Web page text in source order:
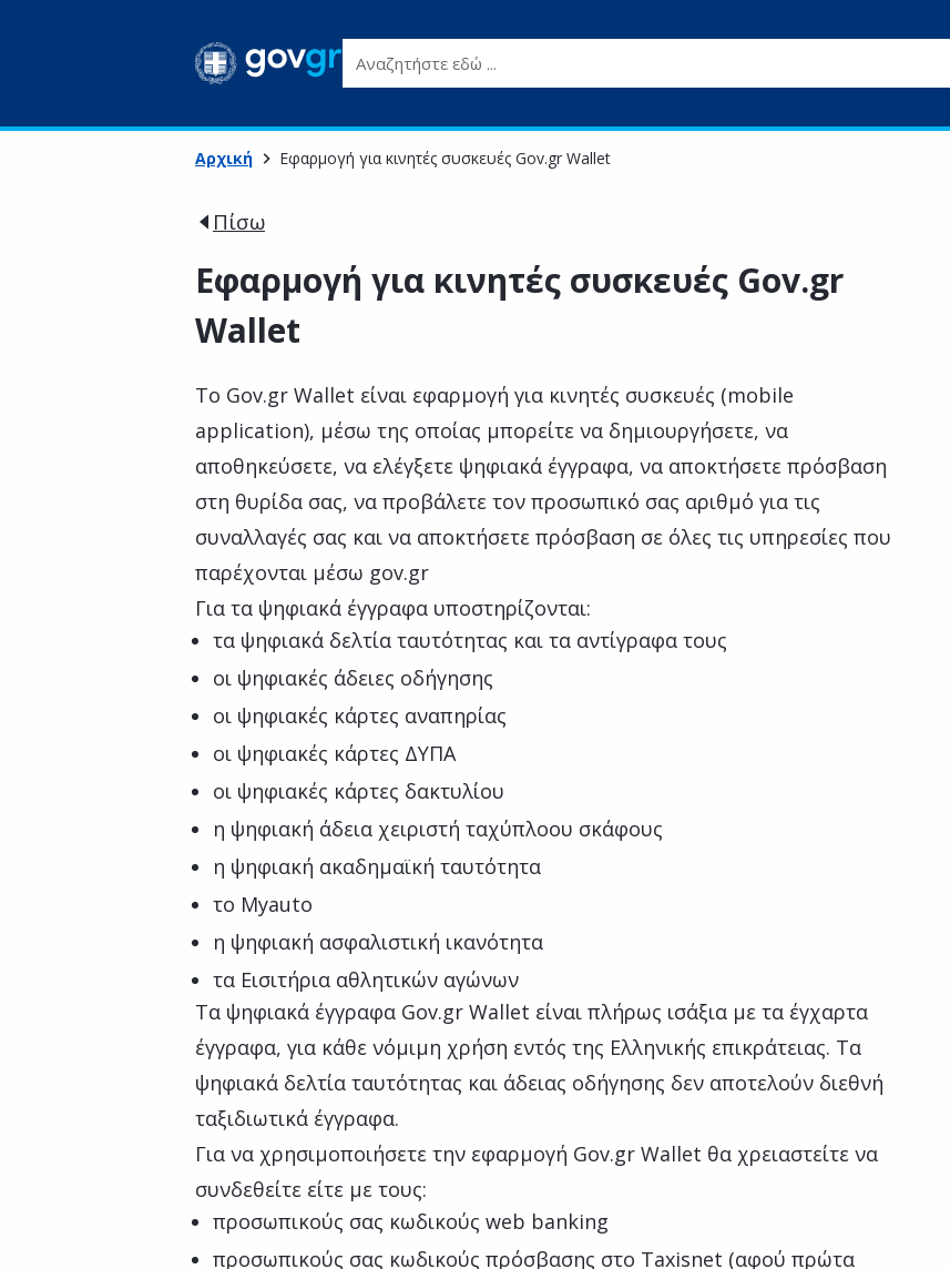
Αναζητήστε εδώ ...
Αρχική Εφαρμογή για κινητές συσκευές Gov.gr Wallet
Πίσω
Εφαρμογή για κινητές συσκευές Gov.gr
Wallet
Το Gov.gr Wallet είναι εφαρμογή για κινητές συσκευές (mobile
application), μέσω της οποίας μπορείτε να δημιουργήσετε, να
αποθηκεύσετε, να ελέγξετε ψηφιακά έγγραφα, να αποκτήσετε πρόσβαση
στη θυρίδα σας, να προβάλετε τον προσωπικό σας αριθμό για τις
συναλλαγές σας και να αποκτήσετε πρόσβαση σε όλες τις υπηρεσίες που
παρέχονται μέσω gov.gr
Για τα ψηφιακά έγγραφα υποστηρίζονται:
τα ψηφιακά δελτία ταυτότητας και τα αντίγραφα τους
οι ψηφιακές άδειες οδήγησης
οι ψηφιακές κάρτες αναπηρίας
οι ψηφιακές κάρτες ΔΥΠΑ
οι ψηφιακές κάρτες δακτυλίου
η ψηφιακή άδεια χειριστή ταχύπλοου σκάφους
η ψηφιακή ακαδημαϊκή ταυτότητα
το Myauto
η ψηφιακή ασφαλιστική ικανότητα
τα Εισιτήρια αθλητικών αγώνων
Τα ψηφιακά έγγραφα Gov.gr Wallet είναι πλήρως ισάξια με τα έγχαρτα
έγγραφα, για κάθε νόμιμη χρήση εντός της Ελληνικής επικράτειας. Τα
ψηφιακά δελτία ταυτότητας και άδειας οδήγησης δεν αποτελούν διεθνή
ταξιδιωτικά έγγραφα.
Για να χρησιμοποιήσετε την εφαρμογή Gov.gr Wallet θα χρειαστείτε να
συνδεθείτε είτε με τους:
προσωπικούς σας κωδικούς web banking
προσωπικούς σας κωδικούς πρόσβασης στο Taxisnet (αφού πρώτα